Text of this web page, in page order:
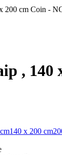
, 140
140 x 200 cm